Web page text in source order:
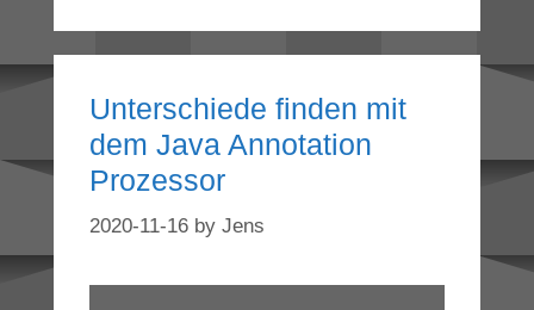
Unterschiede finden mit
dem Java Annotation
Prozessor
2020-11-16 by Jens